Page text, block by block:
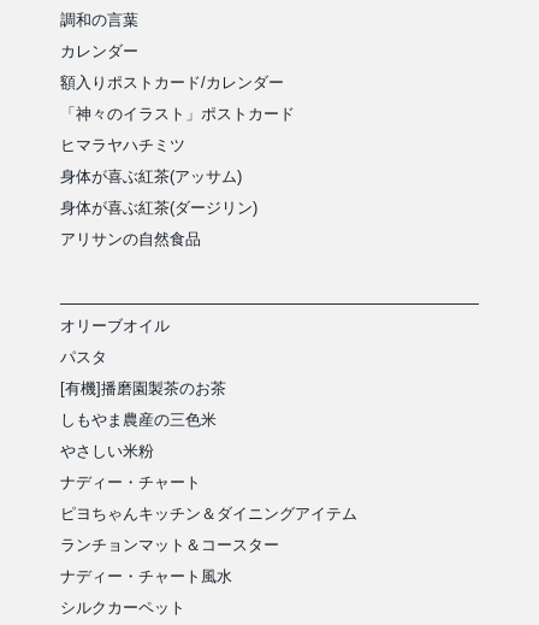
調和の言葉
カレンダー
額入りポストカード/カレンダー
「神々のイラスト」ポストカード
ヒマラヤハチミツ
身体が喜ぶ紅茶(アッサム)
身体が喜ぶ紅茶(ダージリン)
アリサンの自然食品
オリーブオイル
パスタ
[有機]播磨園製茶のお茶
しもやま農産の三色米
やさしい米粉
ナディー・チャート
ピヨちゃんキッチン＆ダイニングアイテム
ランチョンマット＆コースター
ナディー・チャート風水
シルクカーペット